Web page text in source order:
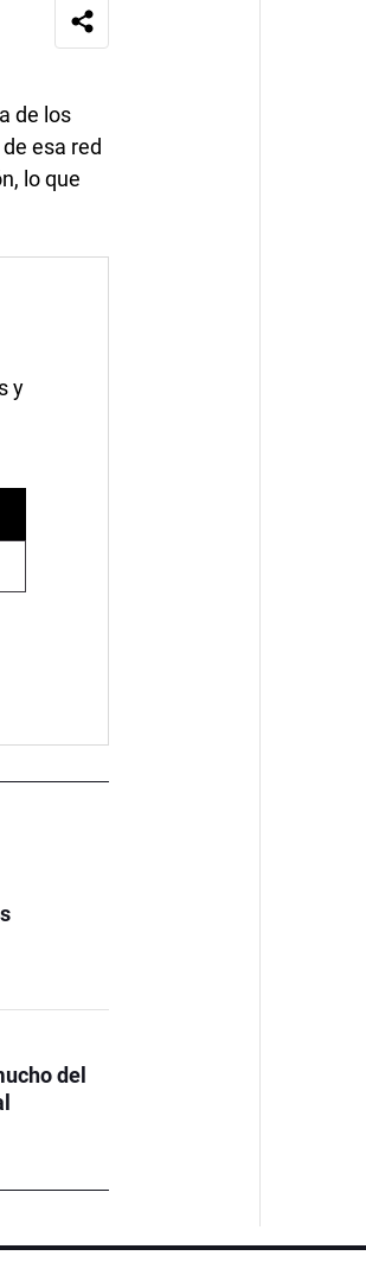
de los
esa red
lo que
y
del